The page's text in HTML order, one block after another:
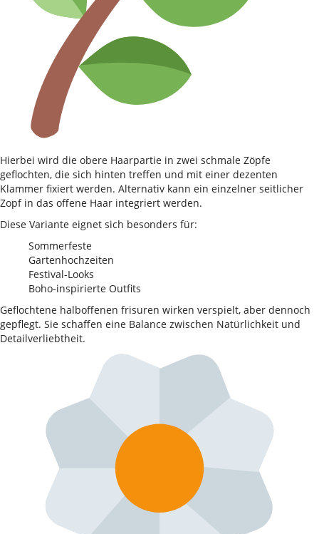
Hierbei wird die obere Haarpartie in zwei schmale Zöpfe
geflochten, die sich hinten treffen und mit einer dezenten
Klammer fixiert werden. Alternativ kann ein einzelner seitlicher
Zopf in das offene Haar integriert werden.
Diese Variante eignet sich besonders für:
Sommerfeste
Gartenhochzeiten
Festival-Looks
Boho-inspirierte Outfits
Geflochtene halboffenen frisuren wirken verspielt, aber dennoch
gepflegt. Sie schaffen eine Balance zwischen Natürlichkeit und
Detailverliebtheit.